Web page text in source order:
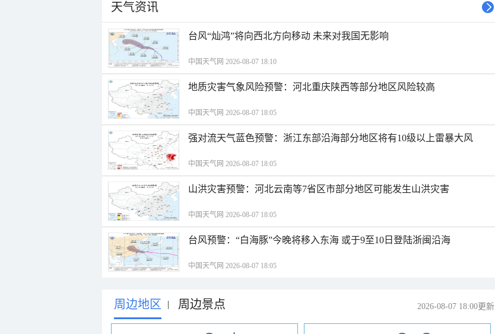
天气资讯
台风“灿鸿”将向西北方向移动 未来对我国无影响
中国天气网 2026-08-07 18:10
地质灾害气象风险预警：河北重庆陕西等部分地区风险较高
中国天气网 2026-08-07 18:05
强对流天气蓝色预警：浙江东部沿海部分地区将有10级以上雷暴大风
中国天气网 2026-08-07 18:05
山洪灾害预警：河北云南等7省区市部分地区可能发生山洪灾害
中国天气网 2026-08-07 18:05
台风预警：“白海豚”今晚将移入东海 或于9至10日登陆浙闽沿海
中国天气网 2026-08-07 18:05
周边地区 | 周边景点 2026-08-07 18:00更新